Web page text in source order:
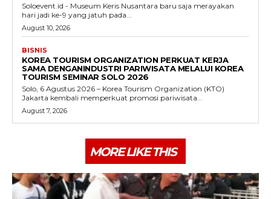
Soloevent.id - Museum Keris Nusantara baru saja merayakan
hari jadi ke-9 yang jatuh pada...
August 10, 2026
BISNIS
KOREA TOURISM ORGANIZATION PERKUAT KERJA
SAMA DENGANINDUSTRI PARIWISATA MELALUI KOREA
TOURISM SEMINAR SOLO 2026
Solo, 6 Agustus 2026 – Korea Tourism Organization (KTO)
Jakarta kembali memperkuat promosi pariwisata...
August 7, 2026
MORE LIKE THIS